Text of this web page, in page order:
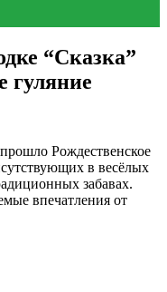
“Сказка”
гуляние
Рождественское
в весёлых
забавах.
впечатления от